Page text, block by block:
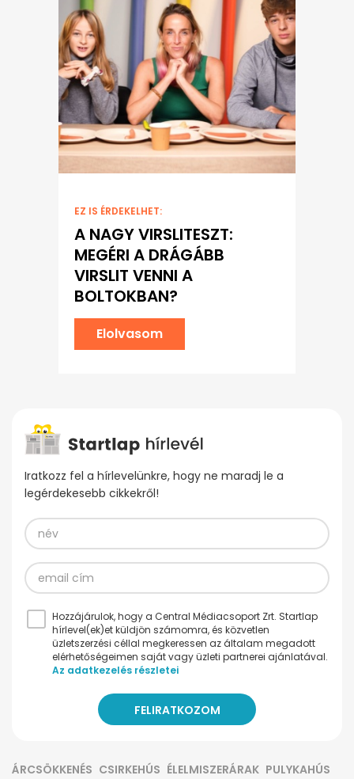
EZ IS ÉRDEKELHET:
A NAGY VIRSLITESZT:
MEGÉRI A DRÁGÁBB
VIRSLIT VENNI A
BOLTOKBAN?
Elolvasom
Iratkozz fel a hírlevelünkre, hogy ne maradj le a
legérdekesebb cikkekről!
Hozzájárulok, hogy a Central Médiacsoport Zrt. Startlap
hírlevel(ek)et küldjön számomra, és közvetlen
üzletszerzési céllal megkeressen az általam megadott
elérhetőségeimen saját vagy üzleti partnerei ajánlatával.
Az adatkezelés részletei
ÁRCSÖKKENÉS CSIRKEHÚS ÉLELMISZERÁRAK PULYKAHÚS